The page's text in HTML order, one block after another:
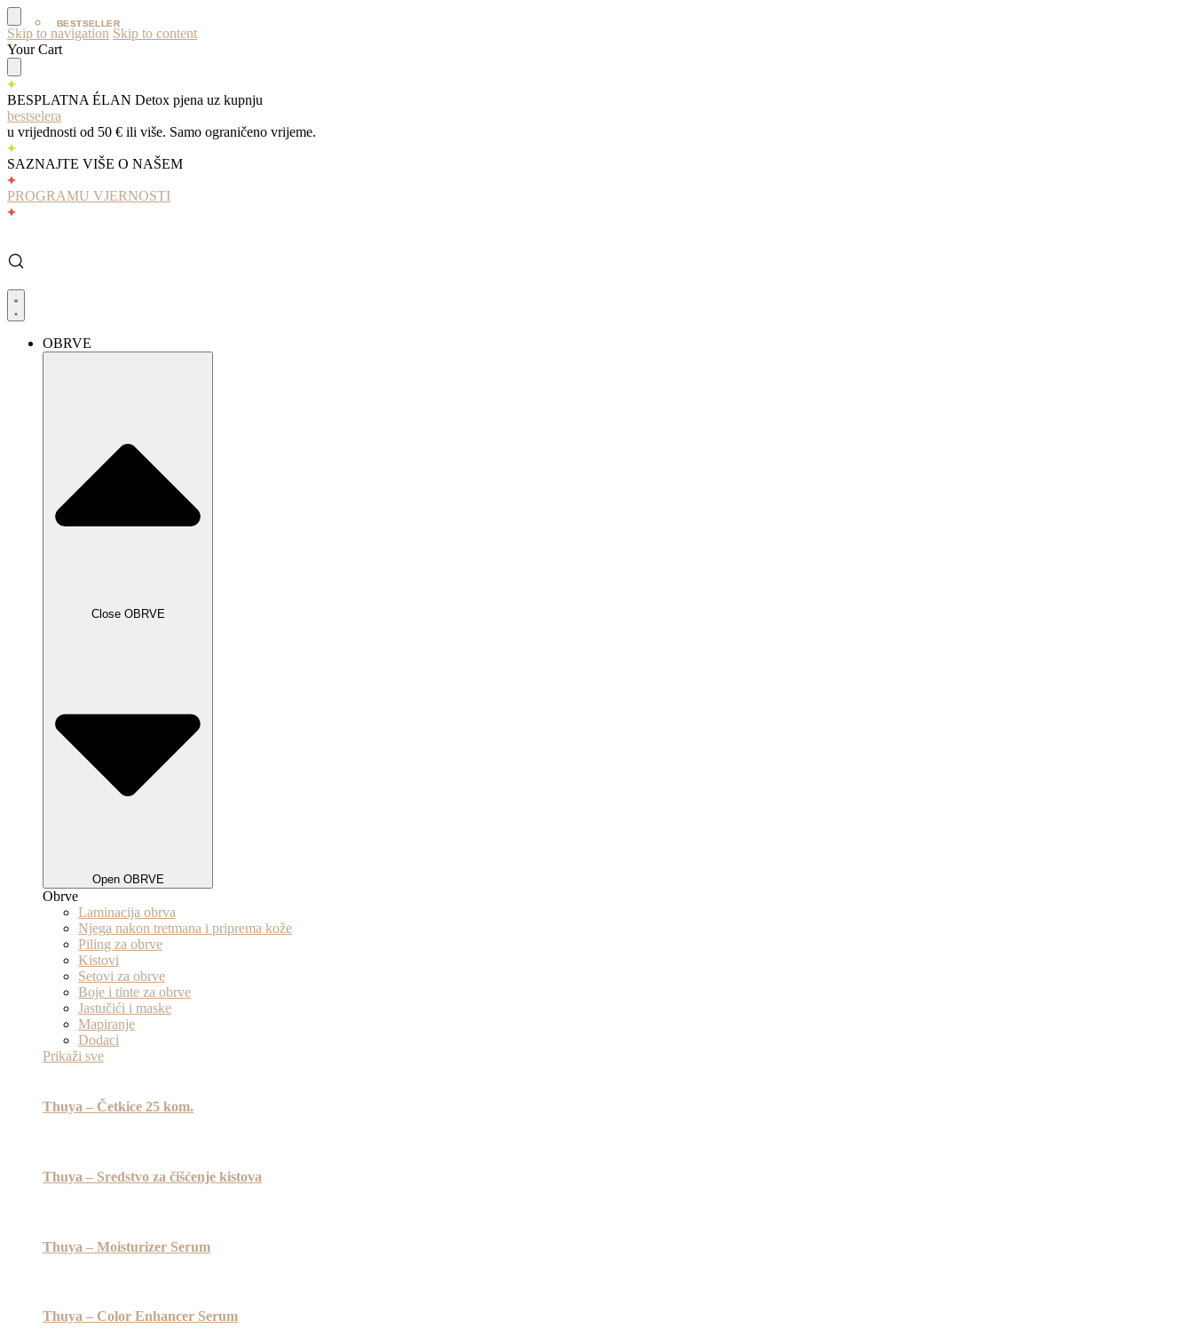
Skip to navigation Skip to content
Your Cart
BESPLATNA ÉLAN Detox pjena uz kupnju
bestselera
u vrijednosti od 50 € ili više. Samo ograničeno vrijeme.
SAZNAJTE VIŠE O NAŠEM
PROGRAMU VJERNOSTI
OBRVE
Close OBRVE
Open OBRVE
Obrve
Laminacija obrva
Njega nakon tretmana i priprema kože
Piling za obrve
Kistovi
Setovi za obrve
Boje i tinte za obrve
Jastučići i maske
Mapiranje
Dodaci
Prikaži sve
Thuya – Četkice 25 kom.
Thuya – Sredstvo za čišćenje kistova
BESTSELLER
Thuya – Moisturizer Serum
BESTSELLER
Thuya – Color Enhancer Serum